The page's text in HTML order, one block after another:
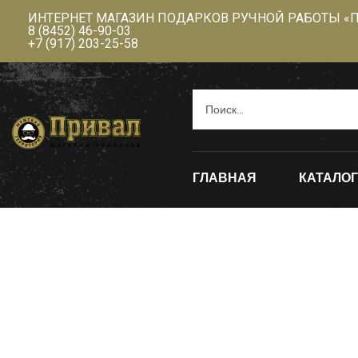
ИНТЕРНЕТ МАГАЗИН ПОДАРКОВ РУЧНОЙ РАБОТЫ
8 (8452) 46-90-03
+7 (917) 203-25-58
ГЛАВНАЯ КАТАЛОГ